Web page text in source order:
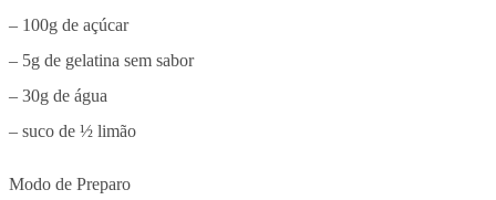
– 100g de açúcar
– 5g de gelatina sem sabor
– 30g de água
– suco de ½ limão
Modo de Preparo